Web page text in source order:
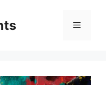
Меню